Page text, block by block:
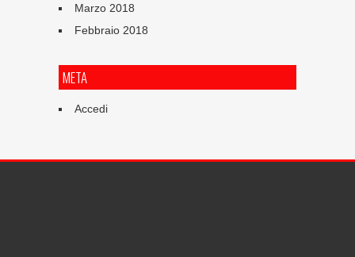
Marzo 2018
Febbraio 2018
META
Accedi